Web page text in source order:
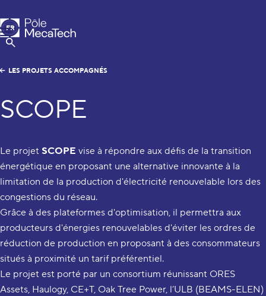
Pôle MecaTech
Menu
Afficher la Recherche
FR
EN
LES PROJETS ACCOMPAGNÉS
SCOPE
Le projet SCOPE vise à répondre aux défis de la transition
énergétique en proposant une alternative innovante à la
limitation de la production d'électricité renouvelable lors des
congestions du réseau.
Grâce à des plateformes d'optimisation, il permettra aux
producteurs d'énergies renouvelables d'éviter les ordres de
réduction de production en proposant à des consommateurs
situés à proximité un tarif préférentiel.
Le projet est porté par un consortium réunissant ORES
Assets, Haulogy, CE+T, Oak Tree Power, l’ULB (BEAMS-ELEN)